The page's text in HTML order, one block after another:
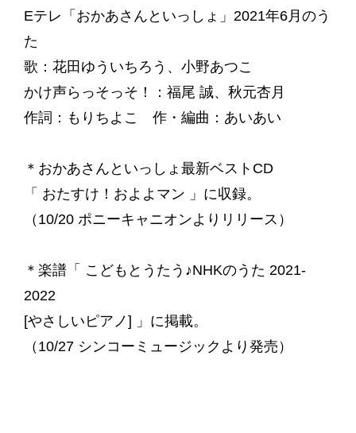
Eテレ「おかあさんといっしょ」2021年6月のう
た
歌：花田ゆういちろう、小野あつこ
かけ声らっそっそ！：福尾 誠、秋元杏月
作詞：もりちよこ 作・編曲：あいあい
＊おかあさんといっしょ最新ベストCD
「 おたすけ！およよマン 」に収録。
（10/20 ポニーキャニオンよりリリース）
＊楽譜「 こどもとうたう♪NHKのうた 2021-
2022
[やさしいピアノ] 」に掲載。
（10/27 シンコーミュージックより発売）